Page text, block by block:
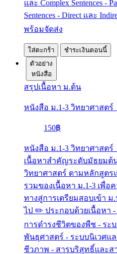
และ Complex Sentences -
Sentences - Direct และ
พร้อมจัดส่ง
ใส่ตะกร้า
ชำระเงินตอนนี้
ตัวอย่าง
หนังสือ
สรุปเนื้อหา ม.ต้น
หนังสือ ม.1-3 วิทยาศาสตร์
150฿
หนังสือ ม.1-3 วิทยาศาสตร์
เนื้อหาสำคัญระดับมัธยมต้
วิทยาศาสตร์ ตามหลักสูตร
รวมของเนื้อหา ม.1-3 เพื่อ
ทางสู่การเตรียมสอบเข้า
ไป ✏️ ประกอบด้วยเนื้อหา
การดำรงชีวิตของพืช - ระ
พันธุศาสตร์ - ระบบนิเวศแ
ชีวภาพ - สารบริสุทธิ์และส